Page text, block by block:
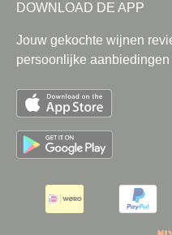
DOWNLOAD DE APP
Jouw gekochte wijnen
persoonlijke